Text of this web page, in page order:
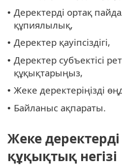
• Деректерді ортақ
құпиялылық,
• Деректер қауіпсіздігі,
• Деректер субъектісі
құқықтарыңыз,
• Жеке деректеріңізді
• Байланыс ақпараты.
Жеке
құқықтық негізі